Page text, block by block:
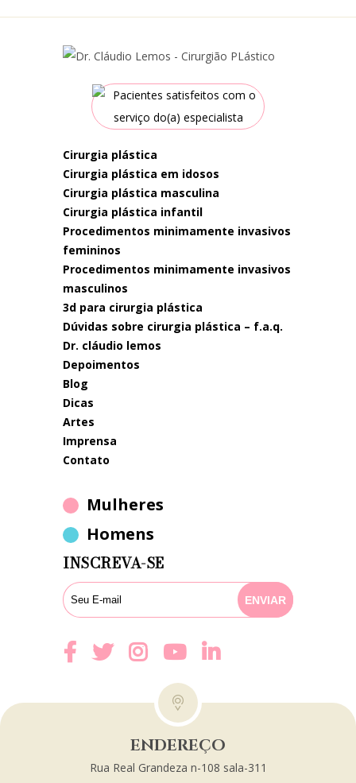
cirurgia plástica
cirurgia plástica em idosos
cirurgia plástica masculina
cirurgia plástica infantil
procedimentos minimamente invasivos
femininos
procedimentos minimamente invasivos
masculinos
3d para cirurgia plástica
dúvidas sobre cirurgia plástica – f.a.q.
dr. cláudio lemos
depoimentos
blog
dicas
artes
imprensa
contato
Mulheres
Homens
INSCREVA-SE
ENDEREÇO
Rua Real Grandeza n-108 sala-311